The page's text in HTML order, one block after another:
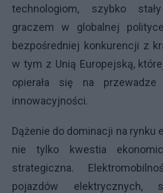
technologiom, szybko
graczem w globalnej
bezpośredniej konkurencji z
w tym z Unią Europejską,
opierała się na
innowacyjności.
Dążenie do dominacji na rynku
nie tylko kwestia
strategiczna.
pojazdów elektrycznych,